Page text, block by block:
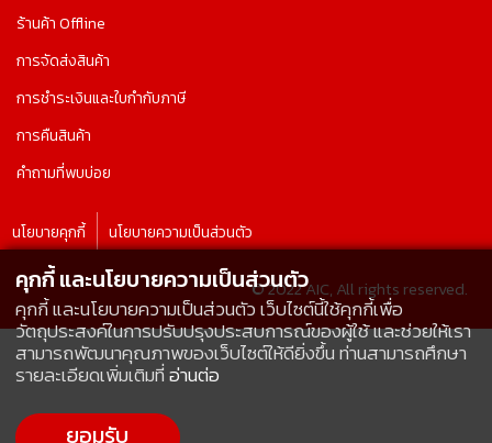
ร้านค้า Offline
การจัดส่งสินค้า
การชำระเงินและใบกำกับภาษี
การคืนสินค้า
คำถามที่พบบ่อย
นโยบายคุกกี้ นโยบายความเป็นส่วนตัว
© 2022 AIC, All rights reserved.
คุกกี้ และนโยบายความเป็นส่วนตัว
คุกกี้ และนโยบายความเป็นส่วนตัว เว็บไซต์นี้ใช้คุกกี้เพื่อ
วัตถุประสงค์ในการปรับปรุงประสบการณ์ของผู้ใช้ และช่วยให้เรา
สามารถพัฒนาคุณภาพของเว็บไซต์ให้ดียิ่งขึ้น ท่านสามารถศึกษา
รายละเอียดเพิ่มเติมที่อ่านต่อ
ยอมรับ